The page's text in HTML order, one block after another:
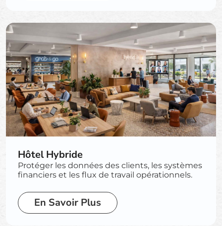
Hôtel Hybride
Protéger les données des clients, les systèmes
financiers et les flux de travail opérationnels.
En Savoir Plus